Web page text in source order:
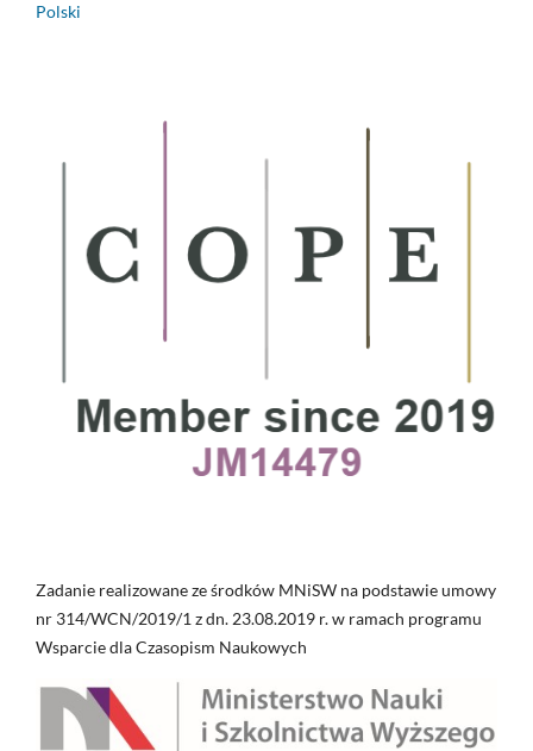
Polski
Zadanie realizowane ze środków MNiSW na podstawie umowy
nr 314/WCN/2019/1 z dn. 23.08.2019 r. w ramach programu
Wsparcie dla Czasopism Naukowych